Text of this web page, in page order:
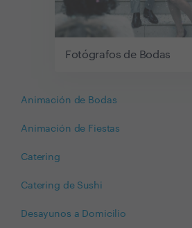
Fotógrafos de Bodas
Animación de Bodas
Animación de Fiestas
Catering
Catering de Sushi
Desayunos a Domicilio